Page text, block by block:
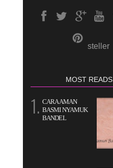
steller
MOST READS
CARA AMAN
BASMI NYAMUK
BANDEL